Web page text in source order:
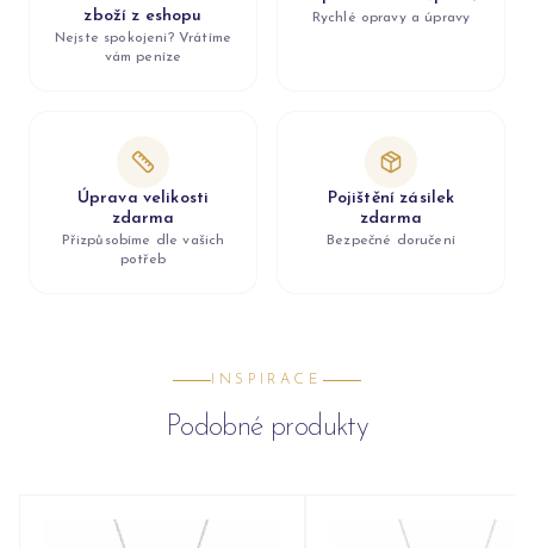
zboží z eshopu
Nejste spokojeni? Vrátíme
vám peníze
Rychlé opravy a úpravy
Úprava velikosti
zdarma
Přizpůsobíme dle vašich
potřeb
Pojištění zásilek
zdarma
Bezpečné doručení
INSPIRACE
Podobné produkty